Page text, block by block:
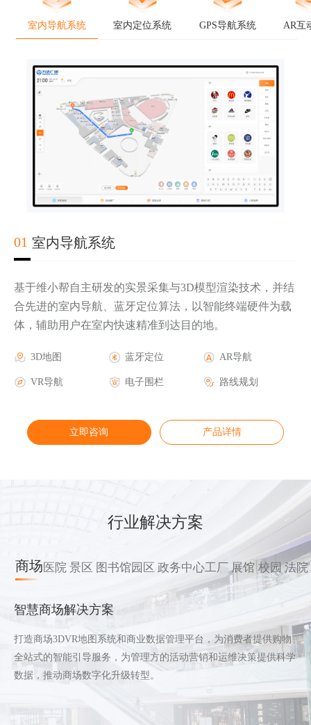
室内导航系统 室内定位系统 GPS导航系统 AR互
01 室内导航系统
基于维小帮自主研发的实景采集与3D模型渲染技术，并结
合先进的室内导航、蓝牙定位算法，以智能终端硬件为载
体，辅助用户在室内快速精准到达目的地。
3D地图 蓝牙定位 AR导航
VR导航 电子围栏 路线规划
立即咨询 产品详情
02
实时轨迹显示 电子围栏报警 人流热力图
历史轨迹查询 安防摄像头联动 报警管理
立即咨询 产品详情
03
第三方地图底图 三维楼宇地图
GPS蓝牙定位 室外AR导航
立即咨询 产品详情
04
AR导航 AR游戏 AR活动
AR广告 AR品牌
立即咨询 产品详情
行业解决方案
商场医院 景区 图书馆园区 政务中心工厂 展馆 校园 法院
智慧商场解决方案
打造商场3DVR地图系统和商业数据管理平台，为消费者提供购物
全站式的智能引导服务，为管理方的活动营销和运维决策提供科学
数据，推动商场数字化升级转型。